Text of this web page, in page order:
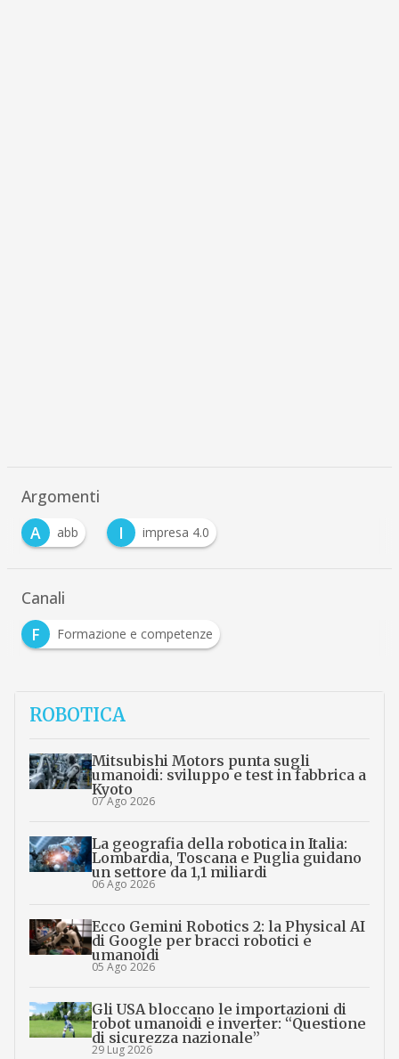
Argomenti
A
abb I impresa 4.0
Canali
F
Formazione e competenze
ROBOTICA
Mitsubishi Motors punta sugli
umanoidi: sviluppo e test in fabbrica a
Kyoto
07 Ago 2026
La geografia della robotica in Italia:
Lombardia, Toscana e Puglia guidano
un settore da 1,1 miliardi
06 Ago 2026
Ecco Gemini Robotics 2: la Physical AI
di Google per bracci robotici e
umanoidi
05 Ago 2026
Gli USA bloccano le importazioni di
robot umanoidi e inverter: “Questione
di sicurezza nazionale”
29 Lug 2026